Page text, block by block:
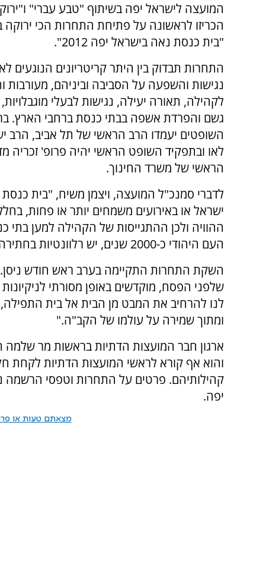
המועצה לישראל יפה בשיתוף "טבע עברי"
הכריזו לראשונה על פתיחת התחרות הכי ירוקה
"בית כנסת נאה בישראל יפה 2012".
התחרות תבדוק בין היתר קריטריונים הנוגעים
נגישות והשפעה על הסביבה וביניהם, מעורבות
לקהילה, תאורה יעילה, נגישות לבעלי
גשם והפרדת אשפה בבתי כנסת ברחבי הארץ.
השופטים יעמדו הרב הראשי של תל אביב, הרב
לאו ובתפקיד השופט הראשי יהיה פרופ' זכריה
הראשי של משרד החינוך.
לדברי סמנכ"ל המועצה, ויצמן משיח, "בית כנסת
ישראל או באירועים משמחים יותר או פחות,
ההוויה ולכן ההתגייסות של הקהילה למען
העם היהודי כ-2000 שנים, יש רלוונטיות בחתירה שלנו לסביבה ולאיכות חיים טובים יותר".
השקת התחרות התקיימה בערב ראש חודש
שלפני הפסח, מוקדשים באופן מסורתי
לנו להרחיב את המבט מן הבית אל בית
ומתוך שמירה על עולמו של הקב"ה."
ארגון חבר המועצות הדתיות בראשות מר
והוא אף קורא לראשי המועצות הדתיות לקחת
קהילותיהם. פרטים על התחרות וטפסי הרשמה
יפה.
מצאתם טעות או